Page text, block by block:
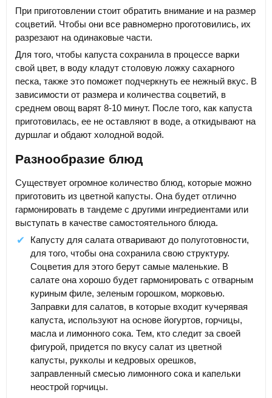
При приготовлении стоит обратить внимание и на размер
соцветий. Чтобы они все равномерно проготовились, их
разрезают на одинаковые части.
Для того, чтобы капуста сохранила в процессе варки
свой цвет, в воду кладут столовую ложку сахарного
песка, также это поможет подчеркнуть ее нежный вкус. В
зависимости от размера и количества соцветий, в
среднем овощ варят 8-10 минут. После того, как капуста
приготовилась, ее не оставляют в воде, а откидывают на
дуршлаг и обдают холодной водой.
Разнообразие блюд
Существует огромное количество блюд, которые можно
приготовить из цветной капусты. Она будет отлично
гармонировать в тандеме с другими ингредиентами или
выступать в качестве самостоятельного блюда.
Капусту для салата отваривают до полуготовности,
для того, чтобы она сохранила свою структуру.
Соцветия для этого берут самые маленькие. В
салате она хорошо будет гармонировать с отварным
куриным филе, зеленым горошком, морковью.
Заправки для салатов, в которые входит кучерявая
капуста, используют на основе йогуртов, горчицы,
масла и лимонного сока. Тем, кто следит за своей
фигурой, придется по вкусу салат из цветной
капусты, рукколы и кедровых орешков,
заправленный смесью лимонного сока и капельки
неострой горчицы.